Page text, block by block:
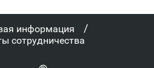
информация /
сотрудничества